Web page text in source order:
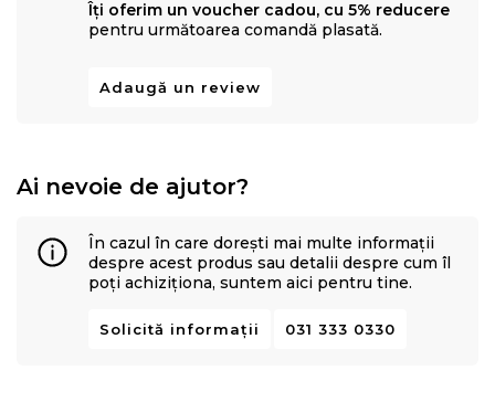
Îți oferim un voucher cadou, cu 5% reducere
pentru următoarea comandă plasată.
Adaugă un review
Ai nevoie de ajutor?
În cazul în care dorești mai multe informații
despre acest produs sau detalii despre cum îl
poți achiziționa, suntem aici pentru tine.
Solicită informații 031 333 0330